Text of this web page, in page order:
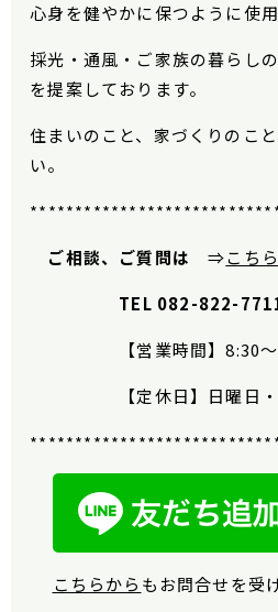
心身を健やかに保つように使用
採光・通風・ご家族の暮らし
を提案しております。
住まいのこと、家づくりのこ
い。
ご相談、ご質問は
⇒こち
TEL 082-822-
【営業時間】8:30〜
【定休日】日曜日・
こちらから もお問合せを受